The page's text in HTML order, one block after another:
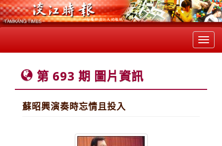
第 693 期 圖片資訊
蘇昭興演奏時忘情且投入